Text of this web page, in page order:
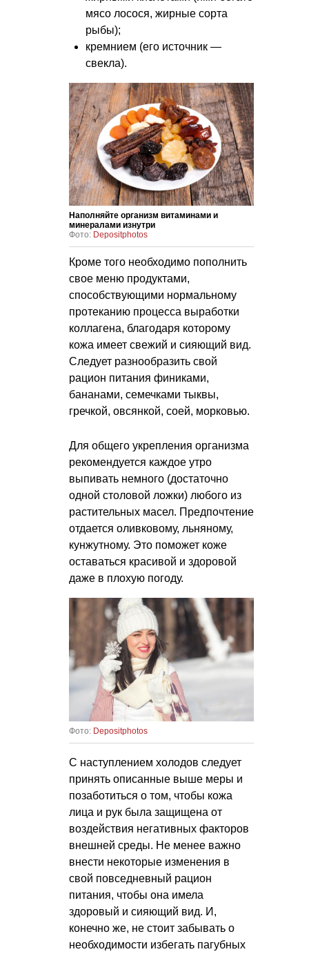
мясо лосося, жирные сорта
рыбы);
кремнием (его источник —
свекла).
Наполняйте организм витаминами и
минералами изнутри
Фото: Depositphotos
Кроме того необходимо пополнить
свое меню продуктами,
способствующими нормальному
протеканию процесса выработки
коллагена, благодаря которому
кожа имеет свежий и сияющий вид.
Следует разнообразить свой
рацион питания финиками,
бананами, семечками тыквы,
гречкой, овсянкой, соей, морковью.
Для общего укрепления организма
рекомендуется каждое утро
выпивать немного (достаточно
одной столовой ложки) любого из
растительных масел. Предпочтение
отдается оливковому, льняному,
кунжутному. Это поможет коже
оставаться красивой и здоровой
даже в плохую погоду.
Фото: Depositphotos
С наступлением холодов следует
принять описанные выше меры и
позаботиться о том, чтобы кожа
лица и рук была защищена от
воздействия негативных факторов
внешней среды. Не менее важно
внести некоторые изменения в
свой повседневный рацион
питания, чтобы она имела
здоровый и сияющий вид. И,
конечно же, не стоит забывать о
необходимости избегать пагубных